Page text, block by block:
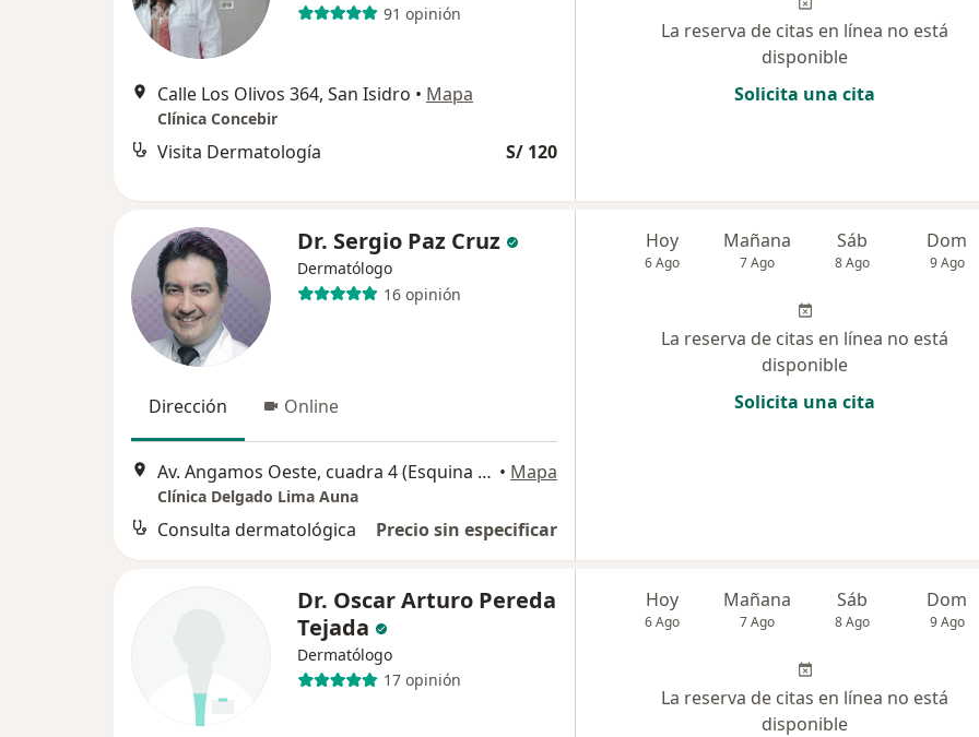
91 opinión
Calle Los Olivos 364, San Isidro • Mapa
Clínica Concebir
Visita Dermatología S/ 120
La reserva de citas en línea no está
disponible
Solicita una cita
Dr. Sergio Paz Cruz
Dermatólogo
16 opinión
Dirección Online
Av. Angamos Oeste, cuadra 4 (Esquina con la calle General Borgoño), Miraflores • Mapa
Clínica Delgado Lima Auna
Consulta dermatológica Precio sin especificar
Hoy
6 Ago
Mañana
7 Ago
Sáb
8 Ago
Dom
9 Ago
La reserva de citas en línea no está
disponible
Solicita una cita
Dr. Oscar Arturo Pereda
Tejada
Dermatólogo
17 opinión
Hoy
6 Ago
Mañana
7 Ago
Sáb
8 Ago
Dom
9 Ago
La reserva de citas en línea no está
disponible